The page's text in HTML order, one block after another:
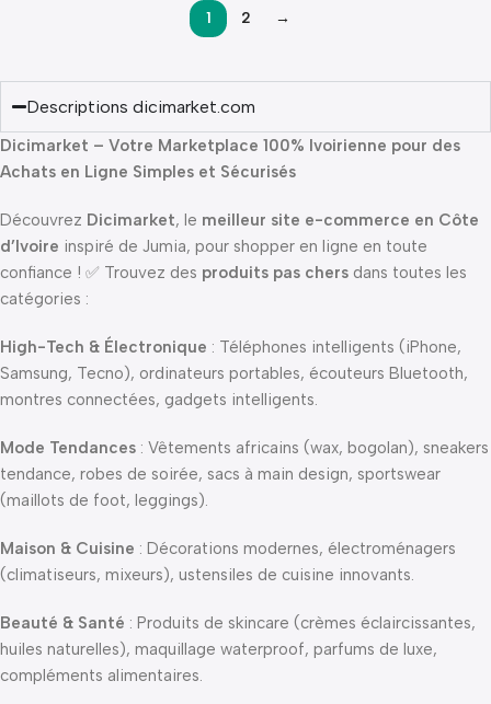
1 2 →
Descriptions dicimarket.com
Dicimarket – Votre Marketplace 100% Ivoirienne pour des
Achats en Ligne Simples et Sécurisés
Découvrez Dicimarket, le meilleur site e-commerce en Côte
d’Ivoire inspiré de Jumia, pour shopper en ligne en toute
confiance ! ✅ Trouvez des produits pas chers dans toutes les
catégories :
High-Tech & Électronique : Téléphones intelligents (iPhone,
Samsung, Tecno), ordinateurs portables, écouteurs Bluetooth,
montres connectées, gadgets intelligents.
Mode Tendances : Vêtements africains (wax, bogolan), sneakers
tendance, robes de soirée, sacs à main design, sportswear
(maillots de foot, leggings).
Maison & Cuisine : Décorations modernes, électroménagers
(climatiseurs, mixeurs), ustensiles de cuisine innovants.
Beauté & Santé : Produits de skincare (crèmes éclaircissantes,
huiles naturelles), maquillage waterproof, parfums de luxe,
compléments alimentaires.